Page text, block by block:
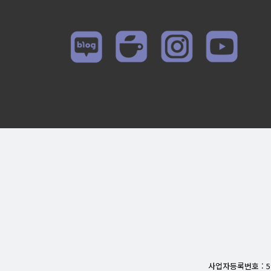
사업자등록번호 :